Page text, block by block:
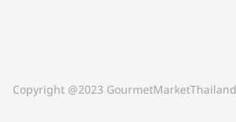
Copyright @2023